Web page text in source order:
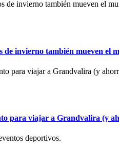
de invierno también mueven el
para viajar a Grandvalira (y